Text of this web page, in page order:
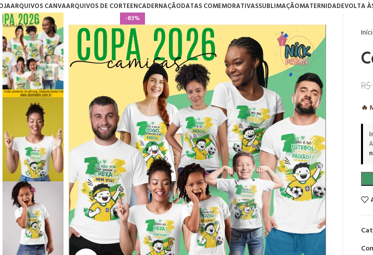
ARQUIVOS CANVAARQUIVOS DE CORTEENCADERNAÇÃODATAS COMEMORATIVASSUBLIMAÇÃOMATERNIDADEVOLTA
-83%
R$
🔥